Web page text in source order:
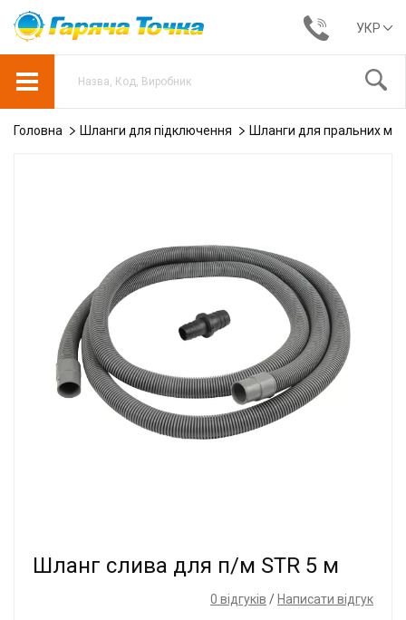
УКР
Головна Шланги для підключення Шланги для пральних
Шланг слива для п/м STR 5 м
0 відгуків / Написати відгук